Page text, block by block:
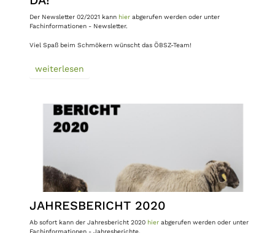
Der Newsletter 02/2021 kann hierabgerufen werden oder unter
Fachinformationen - Newsletter.
Viel Spaß beim Schmökern wünscht das ÖBSZ-Team!
weiterlesen
JAHRESBERICHT 2020
Ab sofort kann der Jahresbericht 2020 hier abgerufen werden oder unter
Fachinformationen - Jahresberichte.